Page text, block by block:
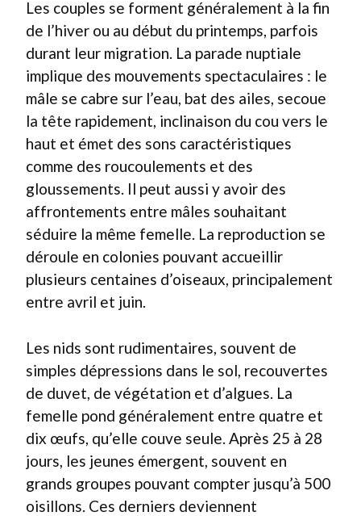
Les couples se forment généralement à la fin
de l’hiver ou au début du printemps, parfois
durant leur migration. La parade nuptiale
implique des mouvements spectaculaires : le
mâle se cabre sur l’eau, bat des ailes, secoue
la tête rapidement, inclinaison du cou vers le
haut et émet des sons caractéristiques
comme des roucoulements et des
gloussements. Il peut aussi y avoir des
affrontements entre mâles souhaitant
séduire la même femelle. La reproduction se
déroule en colonies pouvant accueillir
plusieurs centaines d’oiseaux, principalement
entre avril et juin.
Les nids sont rudimentaires, souvent de
simples dépressions dans le sol, recouvertes
de duvet, de végétation et d’algues. La
femelle pond généralement entre quatre et
dix œufs, qu’elle couve seule. Après 25 à 28
jours, les jeunes émergent, souvent en
grands groupes pouvant compter jusqu’à 500
oisillons. Ces derniers deviennent